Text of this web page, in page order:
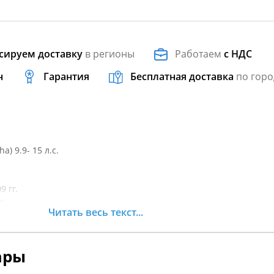
доставку в регионы Работаемс НДС
Гарантия Бесплатная доставка по
9.9- 15 л.с.
гг.
Читать весь текст...